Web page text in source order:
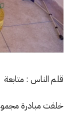
قلم الناس : متابعة
خلفت مبادرة